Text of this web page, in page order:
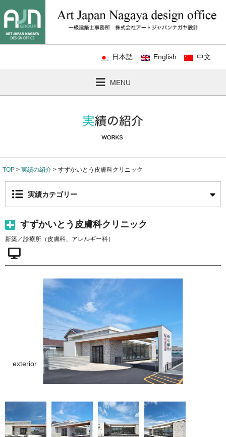
日本語 English 中文
MENU
TOP > 実績の紹介 > すずかいとう皮膚科クリニック
すずかいとう皮膚科クリニック
新築／診療所（皮膚科、アレルギー科）
exterior
実績カテゴリー